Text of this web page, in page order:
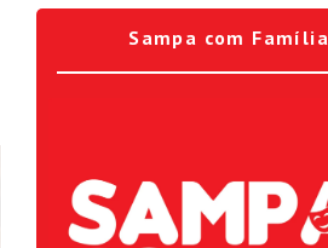
Sampa com Família